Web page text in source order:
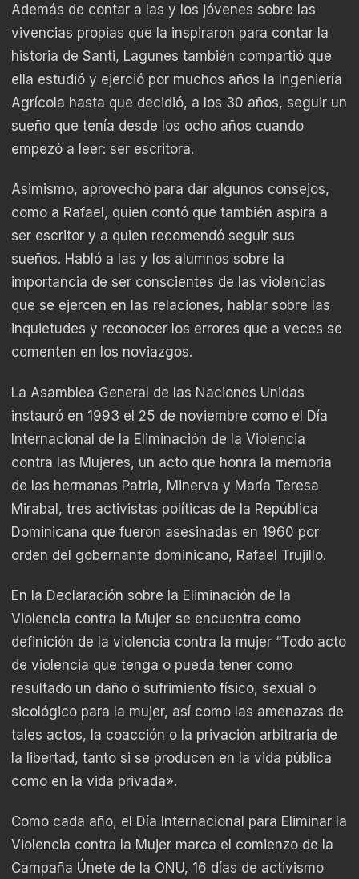
Además de contar a las y los jóvenes sobre las
vivencias propias que la inspiraron para contar la
historia de Santi, Lagunes también compartió que
ella estudió y ejerció por muchos años la Ingeniería
Agrícola hasta que decidió, a los 30 años, seguir un
sueño que tenía desde los ocho años cuando
empezó a leer: ser escritora.
Asimismo, aprovechó para dar algunos consejos,
como a Rafael, quien contó que también aspira a
ser escritor y a quien recomendó seguir sus
sueños. Habló a las y los alumnos sobre la
importancia de ser conscientes de las violencias
que se ejercen en las relaciones, hablar sobre las
inquietudes y reconocer los errores que a veces se
comenten en los noviazgos.
La Asamblea General de las Naciones Unidas
instauró en 1993 el 25 de noviembre como el Día
Internacional de la Eliminación de la Violencia
contra las Mujeres, un acto que honra la memoria
de las hermanas Patria, Minerva y María Teresa
Mirabal, tres activistas políticas de la República
Dominicana que fueron asesinadas en 1960 por
orden del gobernante dominicano, Rafael Trujillo.
En la Declaración sobre la Eliminación de la
Violencia contra la Mujer se encuentra como
definición de la violencia contra la mujer “Todo acto
de violencia que tenga o pueda tener como
resultado un daño o sufrimiento físico, sexual o
sicológico para la mujer, así como las amenazas de
tales actos, la coacción o la privación arbitraria de
la libertad, tanto si se producen en la vida pública
como en la vida privada».
Como cada año, el Día Internacional para Eliminar la
Violencia contra la Mujer marca el comienzo de la
Campaña Únete de la ONU, 16 días de activismo